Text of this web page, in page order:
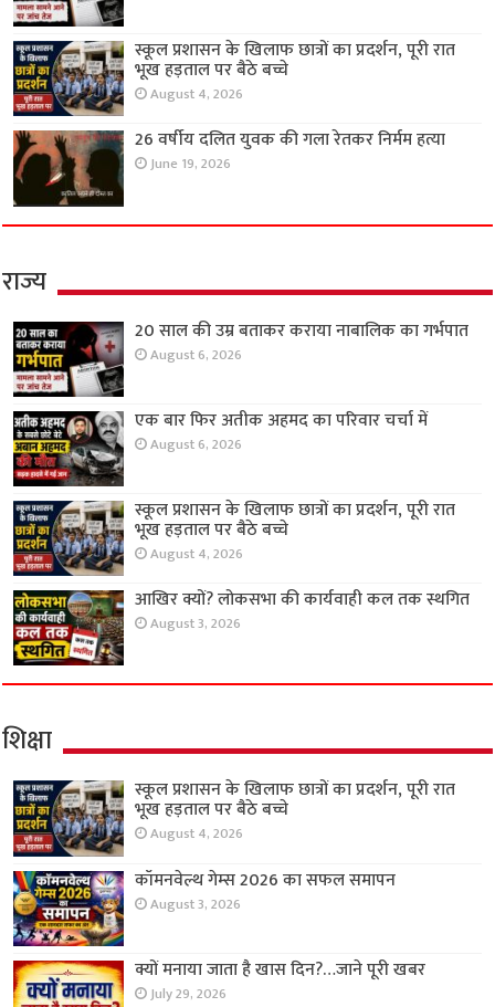
स्कूल प्रशासन के खिलाफ छात्रों का प्रदर्शन, पूरी रात
भूख हड़ताल पर बैठे बच्चे
August 4, 2026
26 वर्षीय दलित युवक की गला रेतकर निर्मम हत्या
June 19, 2026
राज्य
20 साल की उम्र बताकर कराया नाबालिक का गर्भपात
August 6, 2026
एक बार फिर अतीक अहमद का परिवार चर्चा में
August 6, 2026
स्कूल प्रशासन के खिलाफ छात्रों का प्रदर्शन, पूरी रात
भूख हड़ताल पर बैठे बच्चे
August 4, 2026
आखिर क्यों? लोकसभा की कार्यवाही कल तक स्थगित
August 3, 2026
शिक्षा
स्कूल प्रशासन के खिलाफ छात्रों का प्रदर्शन, पूरी रात
भूख हड़ताल पर बैठे बच्चे
August 4, 2026
कॉमनवेल्थ गेम्स 2026 का सफल समापन
August 3, 2026
क्यों मनाया जाता है खास दिन?…जाने पूरी खबर
July 29, 2026